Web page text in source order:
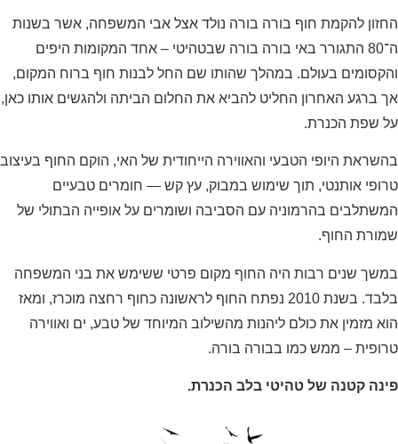
החזון להקמת חוף בורה בורה נולד אצל אבי המשפחה, אשר בשנות
ה־80 התגורר באי בורה בורה שבטהיטי – אחד המקומות היפים
והקסומים בעולם. במהלך שהותו שם החל לבנות חוף ברוח המקום,
אך ברגע האחרון החליט להביא את החלום הביתה ולהגשים אותו כאן,
על שפת הכנרת.
בהשראת היופי הטבעי והאווירה הייחודית של האי, הוקם החוף בעיצוב
טרופי אותנטי, תוך שימוש במבוק, עץ קש — חומרים טבעיים
המשתלבים בהרמוניה עם הסביבה ושומרים על אופייה הבתולי של
שמורת החוף.
במשך שנים רבות היה החוף מקום פרטי ששימש את בני המשפחה
בלבד. בשנת 2010 נפתח החוף לראשונה כחוף רחצה מוכרז, ומאז
הוא מזמין את כולם ליהנות מהשילוב המיוחד של טבע, ים ואווירה
טרופית – ממש כמו בבורה בורה.
פינה קטנה של טהיטי בלב הכנרת.